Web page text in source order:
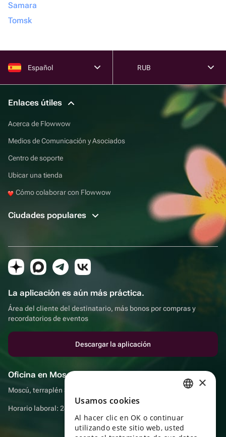
Samara
Tomsk
Español RUB
Enlaces útiles
Acerca de Flowwow
Medios de Comunicación y Asociados
Centro de soporte
Ubicar una tienda
Cómo colaborar con Flowwow
Ciudades populares
La aplicación es aún más práctica.
Área del cliente del destinatario, más bonos por compras y
recordatorios de eventos
Descargar la aplicación
Oficina en Moscú
Moscú, terraplén Sadovnicheskaya, 9, sala 2/3
Horario laboral: 24 horas
ENGLISH
×
Usamos cookies
Al hacer clic en OK o continuar
utilizando este sitio web, usted